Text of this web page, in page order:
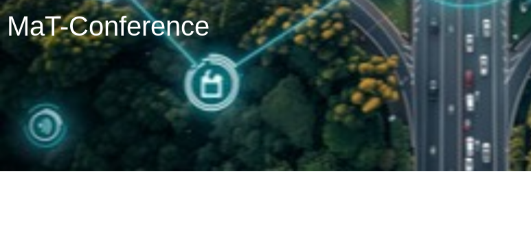
MaT-Conference